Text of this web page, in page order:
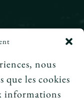
nous
que les cookies
informations